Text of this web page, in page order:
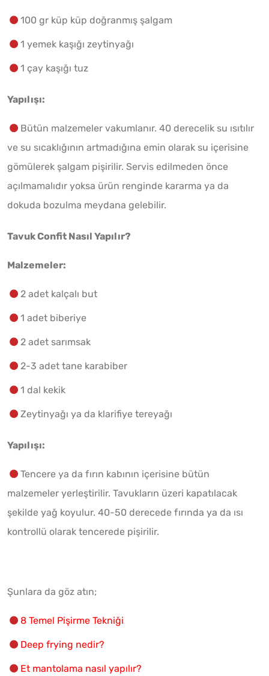
100 gr küp küp doğranmış şalgam
1 yemek kaşığı zeytinyağı
1 çay kaşığı tuz
Yapılışı:
Bütün malzemeler vakumlanır. 40 derecelik su ısıtılır
ve su sıcaklığının artmadığına emin olarak su içerisine
gömülerek şalgam pişirilir. Servis edilmeden önce
açılmamalıdır yoksa ürün renginde kararma ya da
dokuda bozulma meydana gelebilir.
Tavuk Confit Nasıl Yapılır?
Malzemeler:
2 adet kalçalı but
1 adet biberiye
2 adet sarımsak
2-3 adet tane karabiber
1 dal kekik
Zeytinyağı ya da klarifiye tereyağı
Yapılışı:
Tencere ya da fırın kabının içerisine bütün
malzemeler yerleştirilir. Tavukların üzeri kapatılacak
şekilde yağ koyulur. 40-50 derecede fırında ya da ısı
kontrollü olarak tencerede pişirilir.
Şunlara da göz atın;
8 Temel Pişirme Tekniği
Deep frying nedir?
Et mantolama nasıl yapılır?